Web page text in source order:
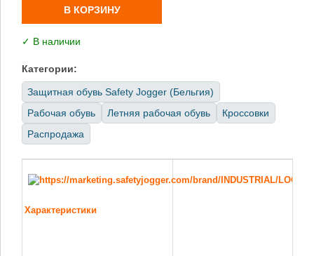
В КОРЗИНУ
✓ В наличии
Категории:
Защитная обувь Safety Jogger (Бельгия)
Рабочая обувь
Летняя рабочая обувь
Кроссовки
Распродажа
Характеристики